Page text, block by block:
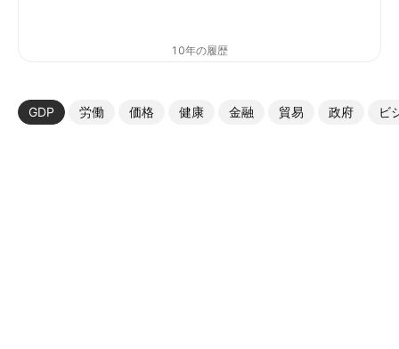
10年の履歴
GDP 労働 価格 健康 金融 貿易 政府 ビ
その他